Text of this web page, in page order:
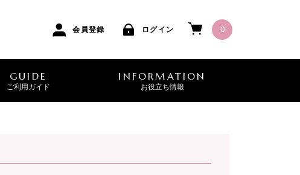
会員登録 ログイン 0
GUIDE
ご利用ガイド
INFORMATION
お役立ち情報